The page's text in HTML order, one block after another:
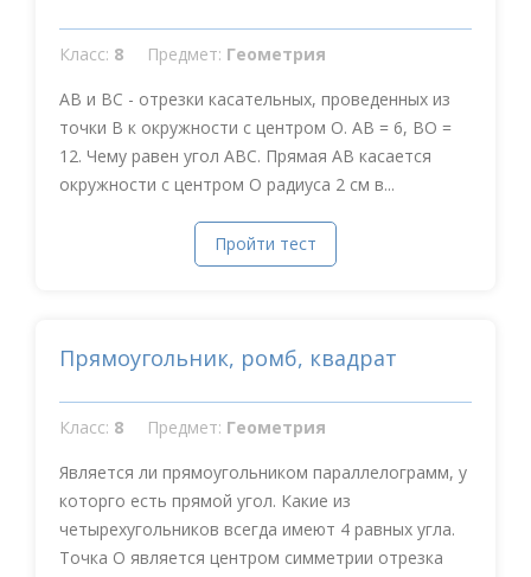
Класс: 8 Предмет: Геометрия
АВ и ВС - отрезки касательных, проведенных из
точки В к окружности с центром О. АВ = 6, ВО =
12. Чему равен угол АВС. Прямая АВ касается
окружности с центром О радиуса 2 см в...
Пройти тест
Прямоугольник, ромб, квадрат
Класс: 8 Предмет: Геометрия
Является ли прямоугольником параллелограмм, у
которго есть прямой угол. Какие из
четырехугольников всегда имеют 4 равных угла.
Точка О является центром симметрии отрезка